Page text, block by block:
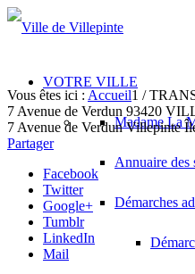
VOTRE VILLE
Madame La
Annuaire des
Démarches
Vous êtes ici : Accueil1 /
7 Avenue de Verdun 93420
7 Avenue de Verdun Villepinte
Partager
Facebook
Twitter
Google+
Tumblr
LinkedIn
Mail